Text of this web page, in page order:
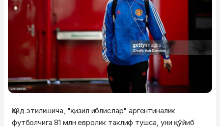
Қайд этилишича, "қизил иблислар" аргентиналик
футболчига 81 млн евролик таклиф тушса, уни қўйиб